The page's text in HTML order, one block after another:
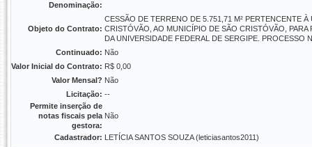
Denominação:
Objeto do Contrato:
CESSÃO DE TERRENO DE 5.751,71 M² PERTENCENTE
CRISTÓVÃO, AO MUNICÍPIO DE SÃO CRISTÓVÃO,
DA UNIVERSIDADE FEDERAL DE SERGIPE. PROCESSO
Continuado: Não
Valor Inicial do Contrato: R$ 0,00
Valor Mensal? Não
Licitação: --
Permite inserção de
notas fiscais pela
gestora:
Não
Cadastrador: LETÍCIA SANTOS SOUZA (leticiasantos2011)